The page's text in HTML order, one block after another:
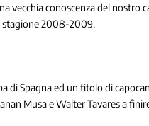
vecchia conoscenza del nostro
stagione 2008-2009.
di Spagna ed un titolo di
Musa e Walter Tavares a